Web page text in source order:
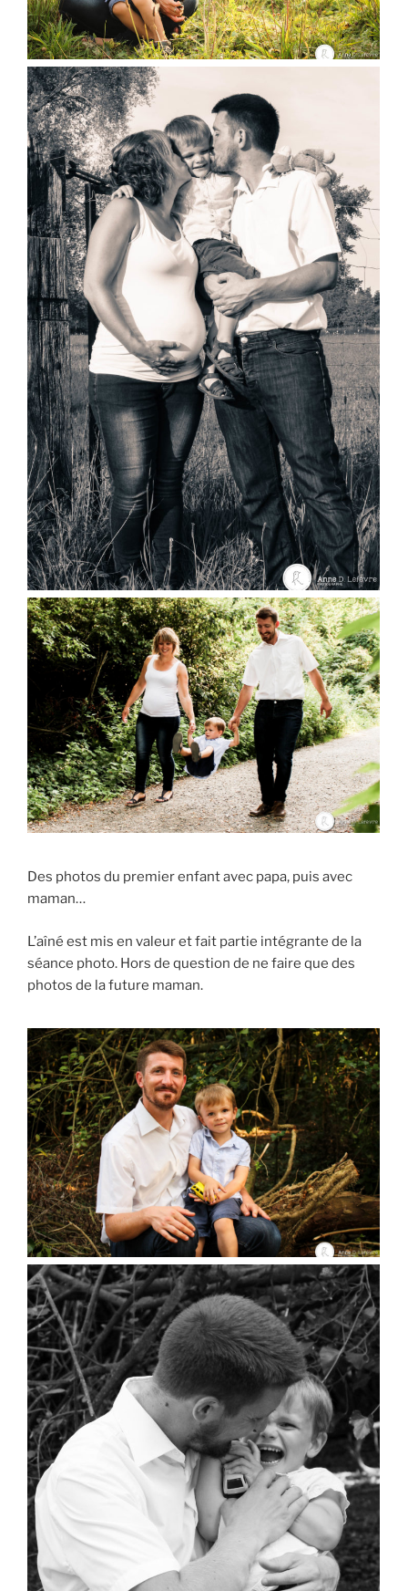
Des photos du premier enfant avec papa, puis avec
maman…
L’aîné est mis en valeur et fait partie intégrante de la
séance photo. Hors de question de ne faire que des
photos de la future maman.